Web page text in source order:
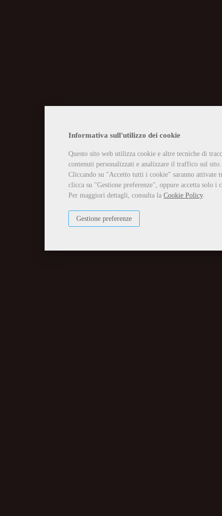
Informativa sull'utilizzo dei cookie
Questo sito web utilizza cookie e altre tecniche di
contenuti personalizzati e analizzare il traffico sul sito.
Cliccando su "Accetto tutti i cookie" saranno attivate
clicca su "Gestione preferenze", oppure accetta solo
Per maggiori dettagli, consulta la Cookie Policy.
Gestione preferenze
CHIUSURA
Vi informiamo che la casa
Tutti gli ordini ricevuti in tali
Per qualsiasi necessità